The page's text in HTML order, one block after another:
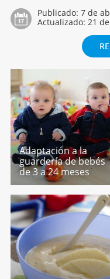
Publicado: 7 de
Actualizado: 21
Adaptación a la
guardería de bebés
de 3 a 24 meses